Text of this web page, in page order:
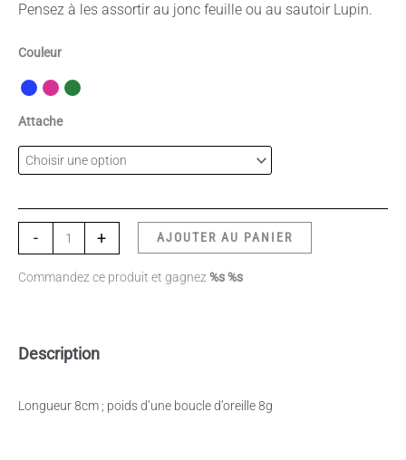
Pensez à les assortir au jonc feuille ou au sautoir Lupin.
Couleur
Attache
- + AJOUTER AU PANIER
Commandez ce produit et gagnez%s %s
Description
Longueur 8cm ; poids d’une boucle d’oreille 8g